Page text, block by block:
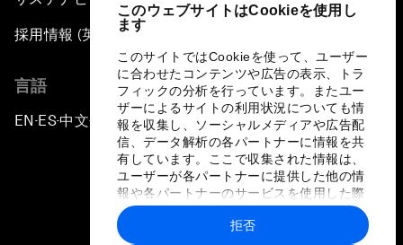
このウェブサイトはCookieを使用し
ます
このサイトではCookieを使って、ユーザー
に合わせたコンテンツや広告の表示、トラ
フィックの分析を行っています。またユー
ザーによるサイトの利用状況についても情
報を収集し、ソーシャルメディアや広告配
信、データ解析の各パートナーに情報を共
有しています。ここで収集された情報は、
ユーザーが各パートナーに提供した他の情
報や各パートナーのサービスを使用した際
に収集された情報と組み合わされ、各パー
トナーによって使用されることがありま
拒否
採用情報 (英語のみ)
言語
EN ▪ES▪中文▪ 日本語
プライバシーポリシーと利用規約